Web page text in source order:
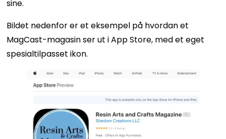
sine.
Bildet nedenfor er et eksempel på hvordan et
MagCast-magasin ser ut i App Store, med et eget
spesialtilpasset ikon.